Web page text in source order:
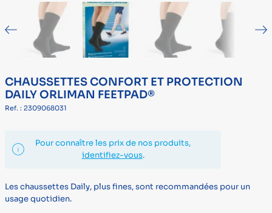
CHAUSSETTES CONFORT ET PROTECTION
DAILY ORLIMAN FEETPAD®
Ref. : 2309068031
Pour connaître les prix de nos produits,
identifiez-vous.
Les chaussettes Daily, plus fines, sont recommandées pour un
usage quotidien.